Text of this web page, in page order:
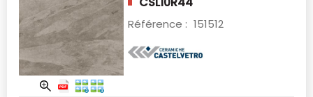
Référence : 151512